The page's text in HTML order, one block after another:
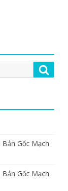
Gốc Mạch
Gốc Mạch